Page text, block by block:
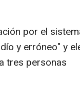
por el
y erróneo" y
tres personas